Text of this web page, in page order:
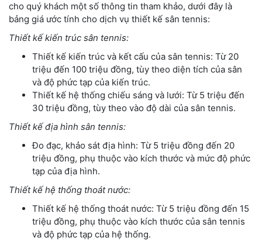
cho quý khách một số thông tin tham khảo, dưới đây là
bảng giá ước tính cho dịch vụ thiết kế sân tennis:
Thiết kế kiến trúc sân tennis:
Thiết kế kiến trúc và kết cấu của sân tennis: Từ 20
triệu đến 100 triệu đồng, tùy theo diện tích của sân
và độ phức tạp của kiến trúc.
Thiết kế hệ thống chiếu sáng và lưới: Từ 5 triệu đến
30 triệu đồng, tùy theo vào độ dài của sân tennis.
Thiết kế địa hình sân tennis:
Đo đạc, khảo sát địa hình: Từ 5 triệu đồng đến 20
triệu đồng, phụ thuộc vào kích thước và mức độ phức
tạp của địa hình.
Thiết kế hệ thống thoát nước:
Thiết kế hệ thống thoát nước: Từ 5 triệu đồng đến 15
triệu đồng, phụ thuộc vào kích thước của sân tennis
và độ phức tạp của hệ thống.